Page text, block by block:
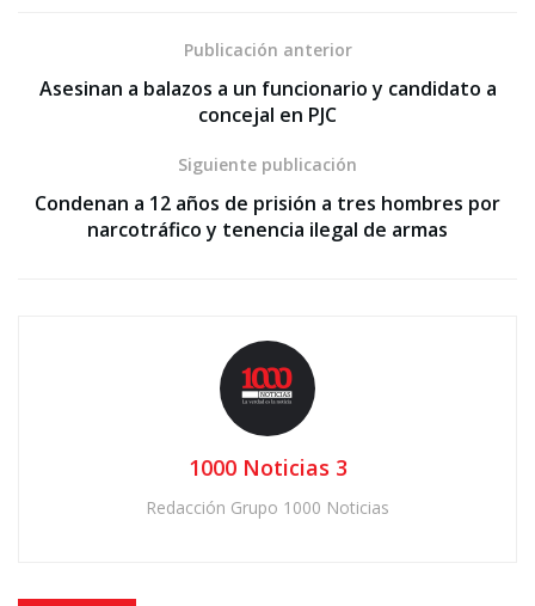
Publicación anterior
Asesinan a balazos a un funcionario y candidato a
concejal en PJC
Siguiente publicación
Condenan a 12 años de prisión a tres hombres por
narcotráfico y tenencia ilegal de armas
1000 Noticias 3
Redacción Grupo 1000 Noticias